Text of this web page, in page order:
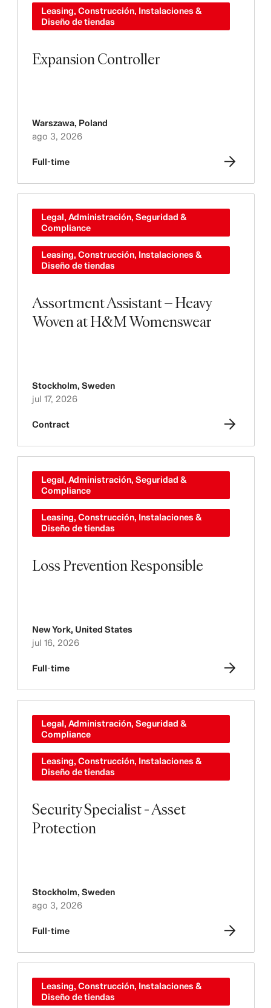
Expansion Controller
Leasing, Construcción, Instalaciones &
Diseño de tiendas
Warszawa, Poland
ago 3, 2026
Full-time
Assortment Assistant – Heavy
Woven at H&M Womenswear
Legal, Administración, Seguridad &
Compliance
Leasing, Construcción, Instalaciones &
Diseño de tiendas
Stockholm, Sweden
jul 17, 2026
Contract
Loss Prevention Responsible
Legal, Administración, Seguridad &
Compliance
Leasing, Construcción, Instalaciones &
Diseño de tiendas
New York, United States
jul 16, 2026
Full-time
Security Specialist - Asset
Protection
Legal, Administración, Seguridad &
Compliance
Leasing, Construcción, Instalaciones &
Diseño de tiendas
Stockholm, Sweden
ago 3, 2026
Full-time
Leasing, Construcción, Instalaciones &
Diseño de tiendas